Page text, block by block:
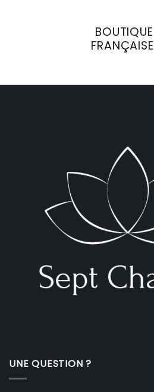
BOUTIQUE
FRANÇAISE
UNE QUESTION ?